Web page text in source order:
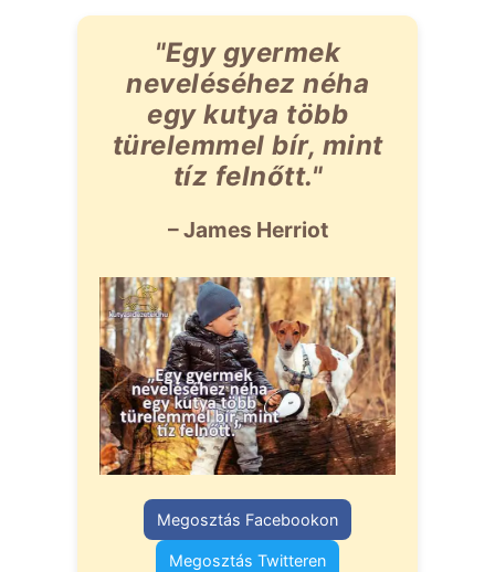
"Egy gyermek
neveléséhez néha
egy kutya több
türelemmel bír, mint
tíz felnőtt."
– James Herriot
Megosztás Facebookon
Megosztás Twitteren